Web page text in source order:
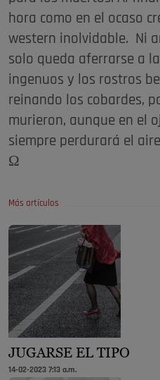
hora como en el ocaso
western inolvidable. Ni
solo queda aferrarse a
ingenuos y los rostros
reinando los cobardes,
murieron, aunque en el
siempre perdurará el
Ω
Más artículos
JUGARSE EL TIPO
14-02-2023 7:13 a.m.